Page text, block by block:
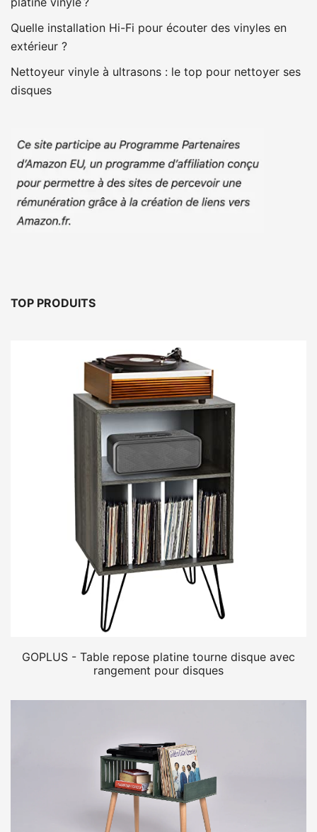
Quelle installation Hi-Fi pour écouter des vinyles en
extérieur ?
Nettoyeur vinyle à ultrasons : le top pour nettoyer ses
disques
TOP PRODUITS
GOPLUS - Table repose platine tourne disque avec
rangement pour disques